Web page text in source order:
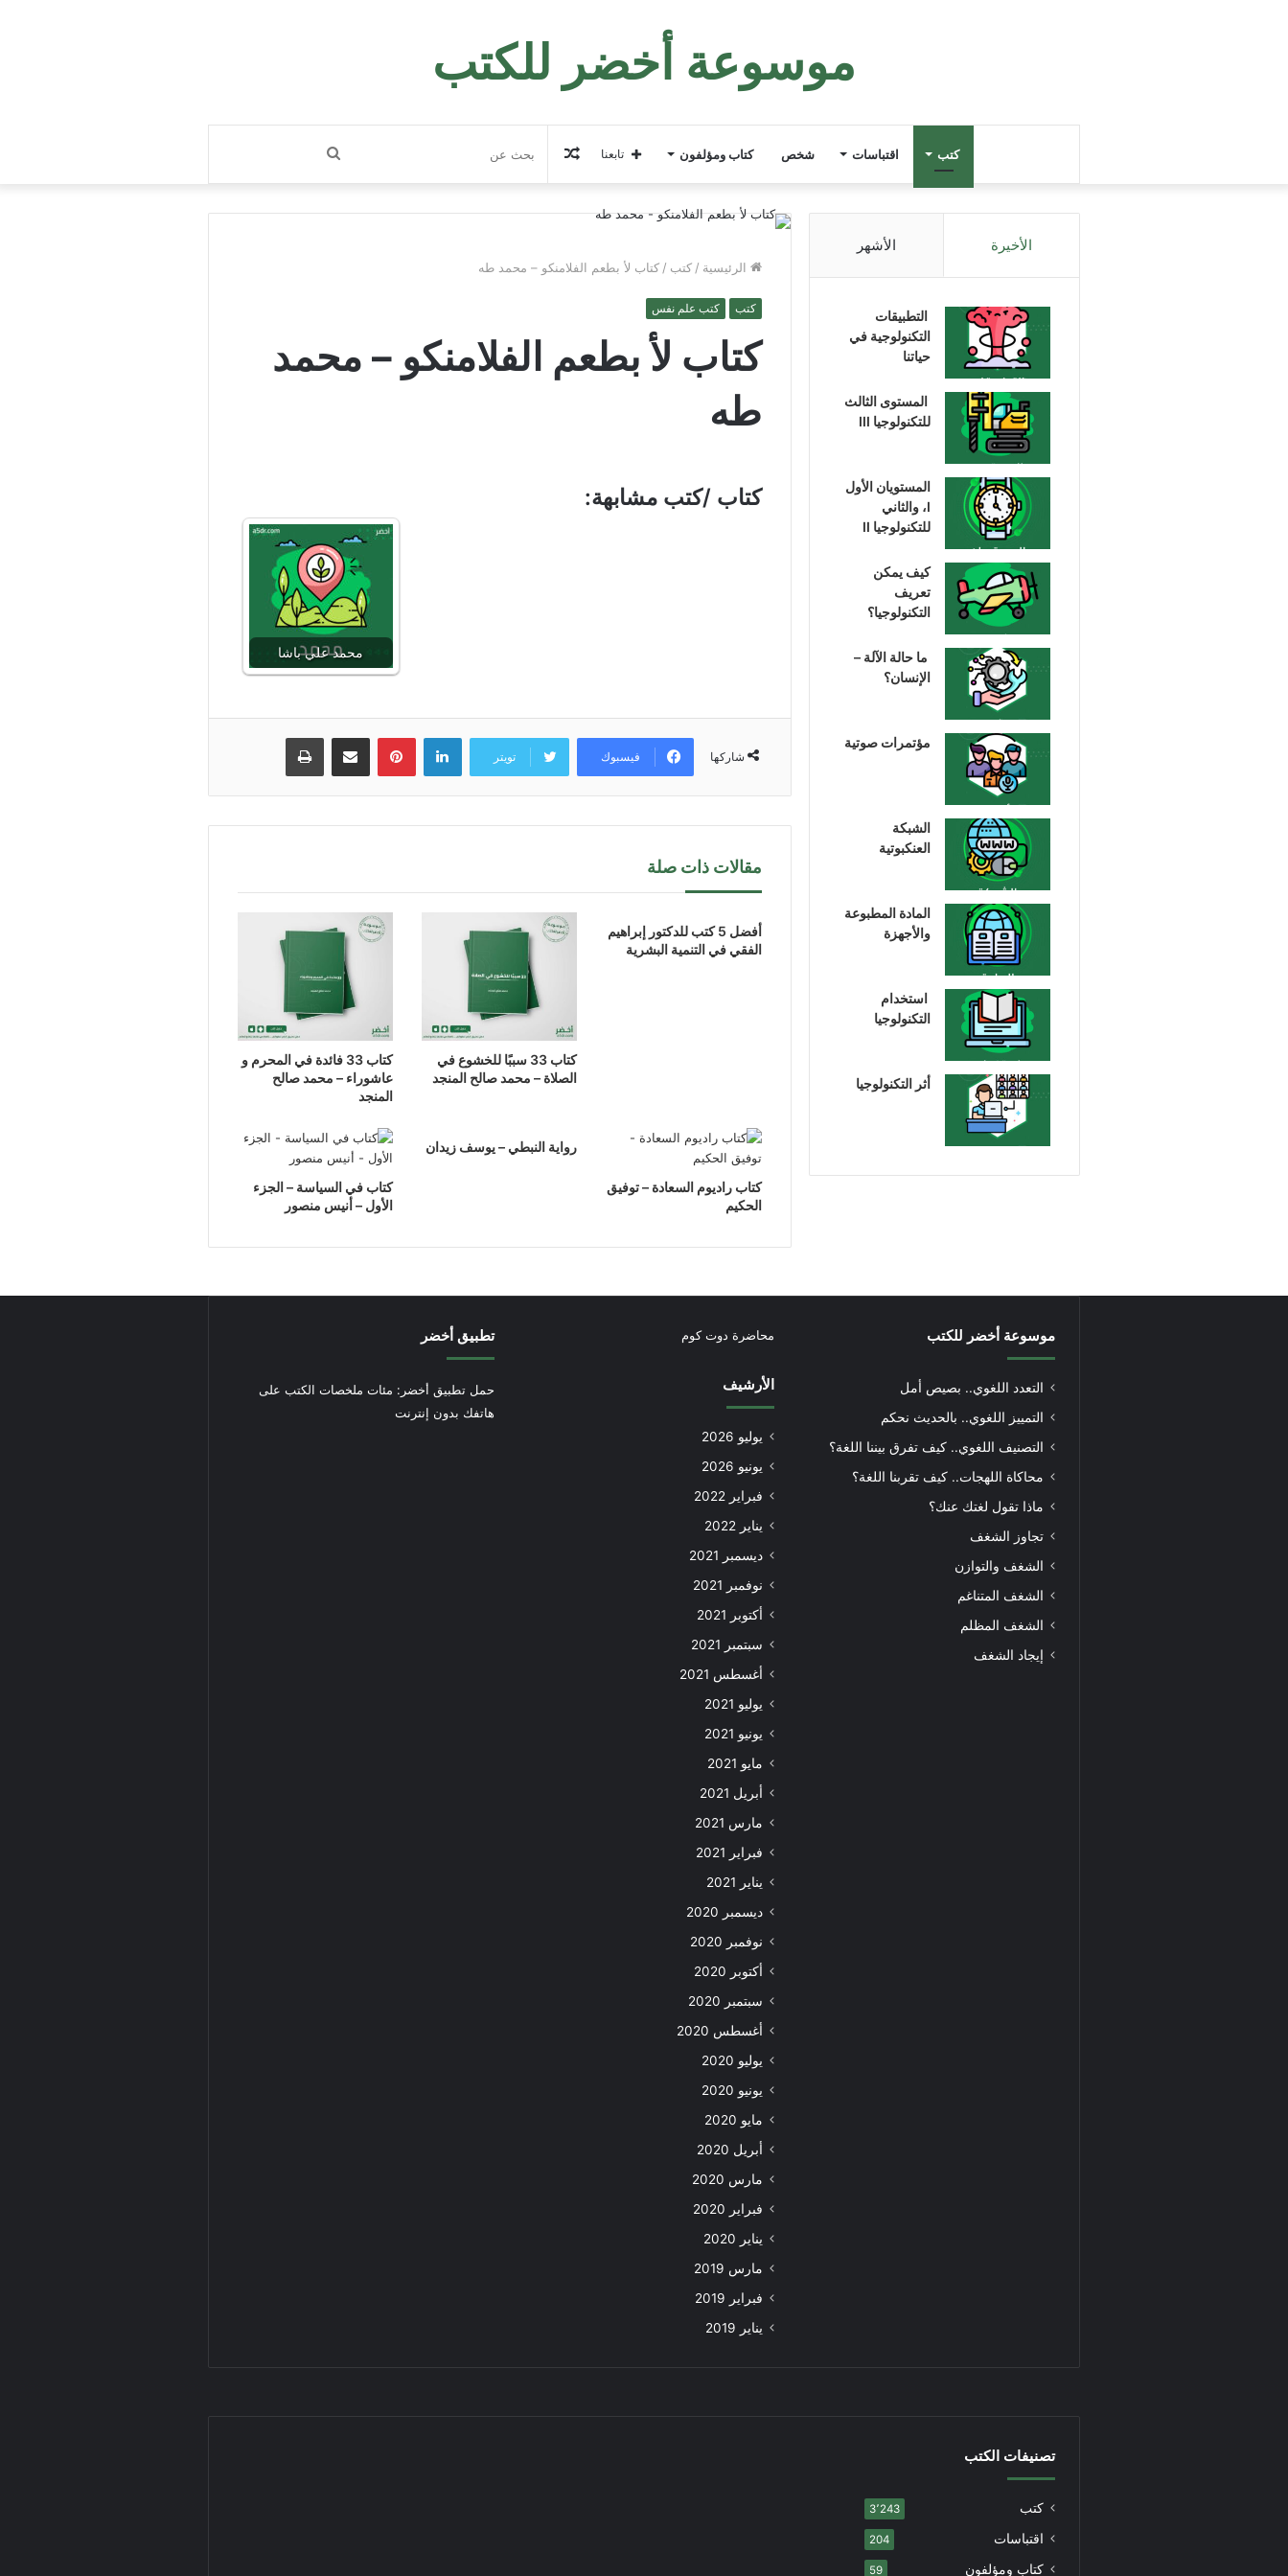
موسوعة أخضر للكتب
كتب اقتباسات شخص كتاب ومؤلفون بحث
عن
مقال
عشوائي
تابعنا
الرئيسية / كتب / كتاب لأ بطعم الفلامنكو – محمد طه
كتب كتب علم نفس
كتاب لأ بطعم الفلامنكو – محمد
طه
كتاب /كتب مشابهة:
محمد علي باشا
شاركها فيسبوك تويتر
لينكدإن بينتيريستمشاركة عبر البريد طباعة
مقالات ذات صلة
أفضل 5 كتب للدكتور إبراهيم
الفقي في التنمية البشرية
كتاب 33 سببًا للخشوع في
الصلاة – محمد صالح المنجد
كتاب 33 فائدة في المحرم و
عاشوراء – محمد صالح
المنجد
كتاب راديوم السعادة – توفيق
الحكيم
رواية النبطي – يوسف زيدان
كتاب في السياسة – الجزء
الأول – أنيس منصور
الأخيرة الأشهر
التطبيقات
التكنولوجية في
حياتنا
المستوى الثالث
للتكنولوجيا III
المستويان الأول
I، والثاني
للتكنولوجيا II
كيف يمكن
تعريف
التكنولوجيا؟
ما حالة الآلة –
الإنسان؟
مؤتمرات صوتية
الشبكة
العنكبوتية
المادة المطبوعة
والأجهزة
استخدام
التكنولوجيا
أثر التكنولوجيا
موسوعة أخضر للكتب
التعدد اللغوي.. بصيص أمل
التمييز اللغوي.. بالحديث نحكم
التصنيف اللغوي.. كيف تفرق بيننا اللغة؟
محاكاة اللهجات.. كيف تقربنا اللغة؟
ماذا تقول لغتك عنك؟
تجاوز الشغف
الشغف والتوازن
الشغف المتناغم
الشغف المظلم
إيجاد الشغف
محاضرة دوت كوم
الأرشيف
يوليو 2026
يونيو 2026
فبراير 2022
يناير 2022
ديسمبر 2021
نوفمبر 2021
أكتوبر 2021
سبتمبر 2021
أغسطس 2021
يوليو 2021
يونيو 2021
مايو 2021
أبريل 2021
مارس 2021
فبراير 2021
يناير 2021
ديسمبر 2020
نوفمبر 2020
أكتوبر 2020
سبتمبر 2020
أغسطس 2020
يوليو 2020
يونيو 2020
مايو 2020
أبريل 2020
مارس 2020
فبراير 2020
يناير 2020
مارس 2019
فبراير 2019
يناير 2019
تطبيق أخضر
حمل تطبيق أخضر: مئات ملخصات الكتب على
هاتفك بدون إنترنت
تصنيفات الكتب
كتب 3٬243
اقتباسات 204
كتاب ومؤلفون 59